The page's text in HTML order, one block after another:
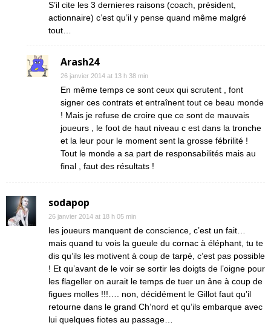
S’il cite les 3 dernieres raisons (coach, président,
actionnaire) c’est qu’il y pense quand même malgré
tout…
Arash24
26 janvier 2014 at 13 h 38 min
En même temps ce sont ceux qui scrutent , font
signer ces contrats et entraînent tout ce beau monde
! Mais je refuse de croire que ce sont de mauvais
joueurs , le foot de haut niveau c est dans la tronche
et la leur pour le moment sent la grosse fébrilité !
Tout le monde a sa part de responsabilités mais au
final , faut des résultats !
sodapop
26 janvier 2014 at 18 h 05 min
les joueurs manquent de conscience, c’est un fait…
mais quand tu vois la gueule du cornac à éléphant, tu te
dis qu’ils les motivent à coup de tarpé, c’est pas possible
! Et qu’avant de le voir se sortir les doigts de l’oigne pour
les flageller on aurait le temps de tuer un âne à coup de
figues molles !!!…. non, décidément le Gillot faut qu’il
retourne dans le grand Ch’nord et qu’ils embarque avec
lui quelques fiotes au passage…